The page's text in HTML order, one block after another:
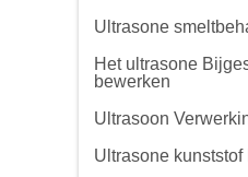
Ultrasone
Het ultrasone
bewerken
Ultrasoon
Ultrasone